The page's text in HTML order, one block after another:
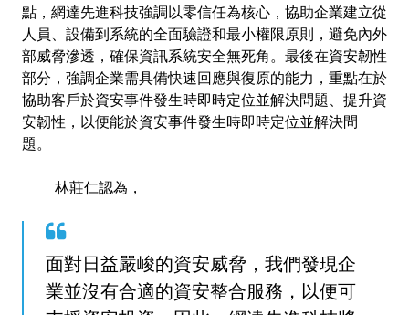
點，網達先進科技強調以零信任為核心，協助企業建立從
人員、設備到系統的全面驗證和最小權限原則，避免內外
部威脅滲透，確保資訊系統安全無死角。最後在資安韌性
部分，強調企業需具備快速回應與復原的能力，重點在於
協助客戶於資安事件發生時即時定位並解決問題、提升資
安韌性，以便能於資安事件發生時即時定位並解決問
題。
林莊仁認為，
面對日益嚴峻的資安威脅，我們發現企
業並沒有合適的資安整合服務，以便可